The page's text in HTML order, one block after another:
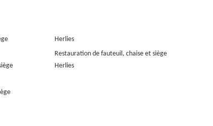
Herlies
Restauration de fauteuil, chaise et siège
Herlies